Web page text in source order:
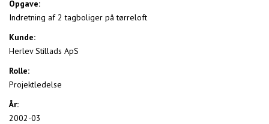
Opgave:
Indretning af 2 tagboliger på tørreloft
Kunde:
Herlev Stillads ApS
Rolle:
Projektledelse
År:
2002-03